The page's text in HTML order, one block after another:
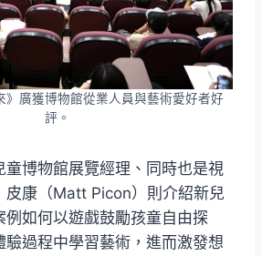
》廣獲博物館從業人員與藝術愛好者好
評。
童博物館展覽經理、同時也是視
皮康（Matt Picon）則介紹新兒
例如何以遊戲鼓勵孩童自由探
驗過程中學習藝術，進而激發想